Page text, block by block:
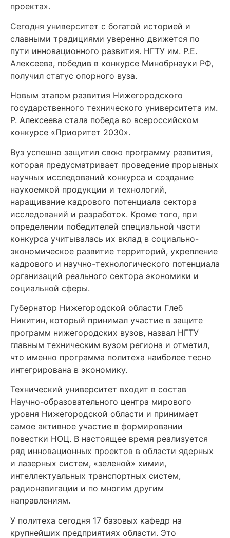
проекта».
Сегодня университет с богатой историей и
славными традициями уверенно движется по
пути инновационного развития. НГТУ им. Р.Е.
Алексеева, победив в конкурсе Минобрнауки РФ,
получил статус опорного вуза.
Новым этапом развития Нижегородского
государственного технического университета им.
Р. Алексеева стала победа во всероссийском
конкурсе «Приоритет 2030».
Вуз успешно защитил свою программу развития,
которая предусматривает проведение прорывных
научных исследований конкурса и создание
наукоемкой продукции и технологий,
наращивание кадрового потенциала сектора
исследований и разработок. Кроме того, при
определении победителей специальной части
конкурса учитывалась их вклад в социально-
экономическое развитие территорий, укрепление
кадрового и научно-технологического потенциала
организаций реального сектора экономики и
социальной сферы.
Губернатор Нижегородской области Глеб
Никитин, который принимал участие в защите
программ нижегородских вузов, назвал НГТУ
главным техническим вузом региона и отметил,
что именно программа политеха наиболее тесно
интегрирована в экономику.
Технический университет входит в состав
Научно-образовательного центра мирового
уровня Нижегородской области и принимает
самое активное участие в формировании
повестки НОЦ. В настоящее время реализуется
ряд инновационных проектов в области ядерных
и лазерных систем, «зеленой» химии,
интеллектуальных транспортных систем,
радионавигации и по многим другим
направлениям.
У политеха сегодня 17 базовых кафедр на
крупнейших предприятиях области. Это